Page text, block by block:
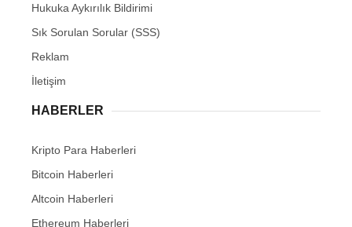
Hukuka Aykırılık Bildirimi
Sık Sorulan Sorular (SSS)
Reklam
İletişim
HABERLER
Kripto Para Haberleri
Bitcoin Haberleri
Altcoin Haberleri
Ethereum Haberleri